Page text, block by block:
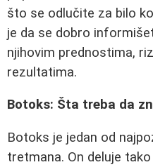
što se odlučite za bilo
je da se dobro
njihovim prednostima,
rezultatima.
Botoks: Šta treba da
Botoks je jedan od
tretmana. On deluje